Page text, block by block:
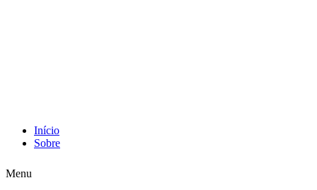
Início
Sobre
Menu